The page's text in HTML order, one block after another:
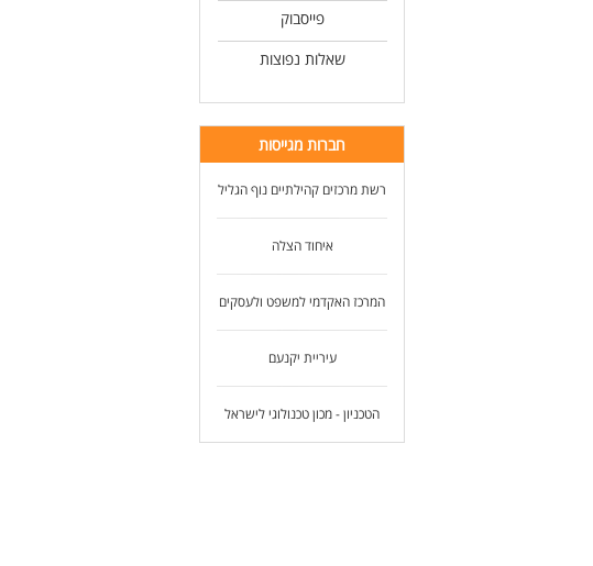
פייסבוק
שאלות נפוצות
חברות מגייסות
רשת מרכזים קהילתיים נוף הגליל
איחוד הצלה
המרכז האקדמי למשפט ולעסקים
עיריית יקנעם
הטכניון - מכון טכנולוגי לישראל